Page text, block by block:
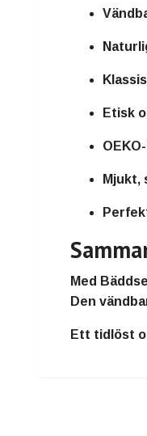
Etisk
Med
Den
Ett tidlöst